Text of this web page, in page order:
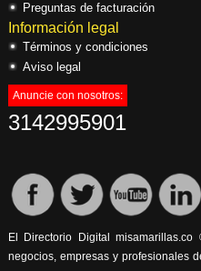
Preguntas de facturación
Información legal
Términos y condiciones
Aviso legal
Anuncie con nosotros:
3142995901
El Directorio Digital
negocios, empresas y profesionales